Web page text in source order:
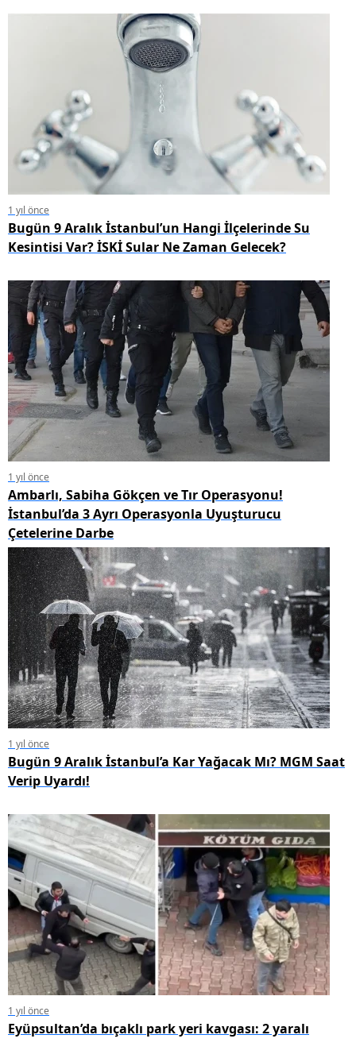
1 yıl önce
Bugün 9 Aralık İstanbul’un Hangi İlçelerinde Su
Kesintisi Var? İSKİ Sular Ne Zaman Gelecek?
1 yıl önce
Ambarlı, Sabiha Gökçen ve Tır Operasyonu!
İstanbul’da 3 Ayrı Operasyonla Uyuşturucu
Çetelerine Darbe
1 yıl önce
Bugün 9 Aralık İstanbul’a Kar Yağacak Mı? MGM Saat
Verip Uyardı!
1 yıl önce
Eyüpsultan’da bıçaklı park yeri kavgası: 2 yaralı